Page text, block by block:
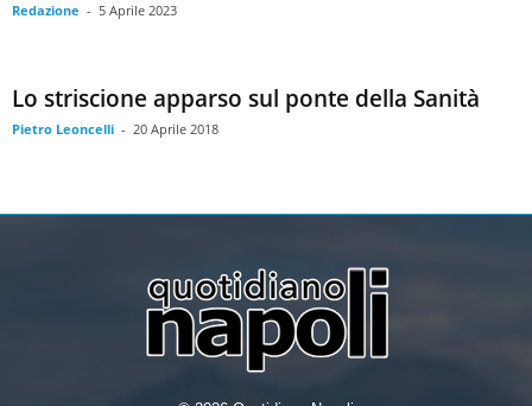
Redazione - 5 Aprile 2023
Lo striscione apparso sul ponte della Sanità
Pietro Leoncelli - 20 Aprile 2018